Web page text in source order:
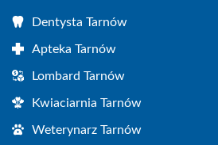
Dentysta Tarnów
Apteka Tarnów
Lombard Tarnów
Kwiaciarnia Tarnów
Weterynarz Tarnów